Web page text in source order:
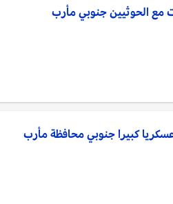
مع الحوثيين جنوبي مأرب
كبيرا جنوبي محافظة مأرب